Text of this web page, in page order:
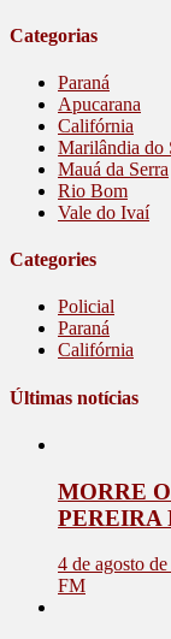
Categorias
Paraná
Apucarana
Califórnia
Marilândia do
Mauá da Serra
Rio Bom
Vale do Ivaí
Categories
Policial
Paraná
Califórnia
Últimas notícias
MORRE
PEREIRA
4 de agosto
FM